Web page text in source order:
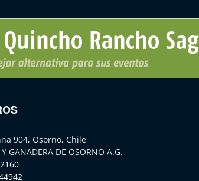
904, Osorno, Chile
GANADERA DE OSORNO A.G.